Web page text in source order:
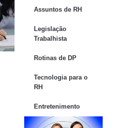
Assuntos de RH
Legislação
Trabalhista
Rotinas de DP
Tecnologia para o
RH
Entretenimento